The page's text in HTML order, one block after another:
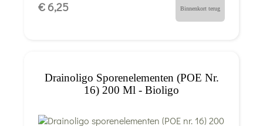
€ 6,25 Binnenkort terug
Drainoligo Sporenelementen (POE Nr.
16) 200 Ml - Bioligo